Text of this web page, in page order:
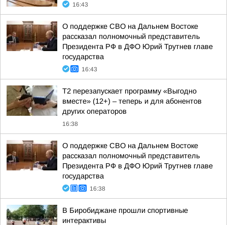
16:43
О поддержке СВО на Дальнем Востоке
рассказал полномочный представитель
Президента РФ в ДФО Юрий Трутнев главе
государства
16:43
Т2 перезапускает программу «Выгодно
вместе» (12+) – теперь и для абонентов
других операторов
16:38
О поддержке СВО на Дальнем Востоке
рассказал полномочный представитель
Президента РФ в ДФО Юрий Трутнев главе
государства
16:38
В Биробиджане прошли спортивные
интерактивы